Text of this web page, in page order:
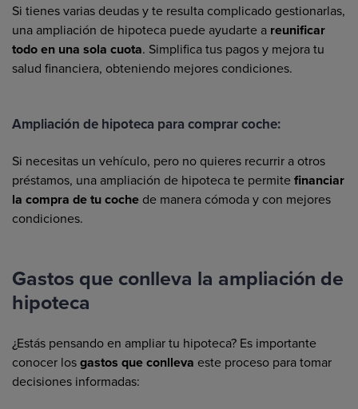
Si tienes varias deudas y te resulta complicado gestionarlas,
una ampliación de hipoteca puede ayudarte a reunificar
todo en una sola cuota. Simplifica tus pagos y mejora tu
salud financiera, obteniendo mejores condiciones.
Ampliación de hipoteca para comprar coche:
Si necesitas un vehículo, pero no quieres recurrir a otros
préstamos, una ampliación de hipoteca te permitefinanciar
la compra de tu cochede manera cómoda y con mejores
condiciones.
Gastos que conlleva la ampliación de
hipoteca
¿Estás pensando en ampliar tu hipoteca? Es importante
conocer losgastos que conlleva este proceso para tomar
decisiones informadas: